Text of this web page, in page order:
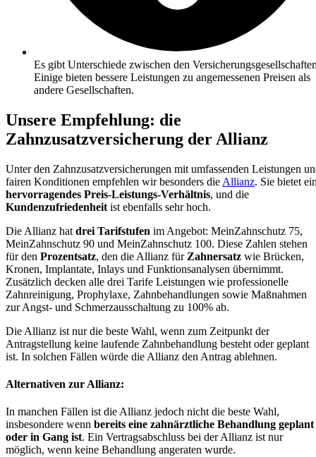
Es gibt Unterschiede zwischen den
Einige bieten bessere Leistungen zu angemessenen Preisen als
andere Gesellschaften.
Unsere Empfehlung: die
Zahnzusatzversicherung der Allianz
Unter den Zahnzusatzversicherungen mit umfassenden Leistungen
fairen Konditionen empfehlen wir besonders die Allianz. Sie bietet
hervorragendes Preis-Leistungs-Verhältnis, und die
Kundenzufriedenheit ist ebenfalls sehr hoch.
Die Allianz hat drei Tarifstufen im Angebot: MeinZahnschutz 75,
MeinZahnschutz 90 und MeinZahnschutz 100. Diese Zahlen stehen
für den Prozentsatz, den die Allianz für Zahnersatz wie Brücken,
Kronen, Implantate, Inlays und Funktionsanalysen übernimmt.
Zusätzlich decken alle drei Tarife Leistungen wie professionelle
Zahnreinigung, Prophylaxe, Zahnbehandlungen sowie Maßnahmen
zur Angst- und Schmerzausschaltung zu 100% ab.
Die Allianz ist nur die beste Wahl, wenn zum Zeitpunkt der
Antragstellung keine laufende Zahnbehandlung besteht oder geplant
ist. In solchen Fällen würde die Allianz den Antrag ablehnen.
Alternativen zur Allianz:
In manchen Fällen ist die Allianz jedoch nicht die beste Wahl,
insbesondere wenn bereits eine zahnärztliche Behandlung geplant
oder in Gang ist. Ein Vertragsabschluss bei der Allianz ist nur
möglich, wenn keine Behandlung angeraten wurde.